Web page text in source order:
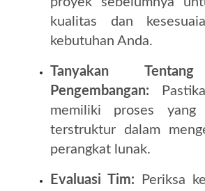
kualitas dan
kebutuhan Anda.
Tanyakan
Pengembangan:
memiliki proses
terstruktur dalam
perangkat lunak.
Evaluasi Tim:
Periksa